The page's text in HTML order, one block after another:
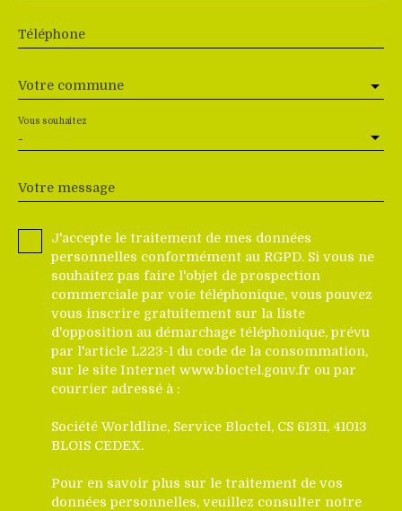
Téléphone
Votre commune
-
Vous souhaitez
Votre message
J'accepte le traitement de mes données
personnelles conformément au RGPD. Si vous ne
souhaitez pas faire l'objet de prospection
commerciale par voie téléphonique, vous pouvez
vous inscrire gratuitement sur la liste
d'opposition au démarchage téléphonique, prévu
par l'article L223-1 du code de la consommation,
sur le site Internet www.bloctel.gouv.fr ou par
courrier adressé à :
Société Worldline, Service Bloctel, CS 61311, 41013
BLOIS CEDEX.
Pour en savoir plus sur le traitement de vos
données personnelles, veuillez consulter notre